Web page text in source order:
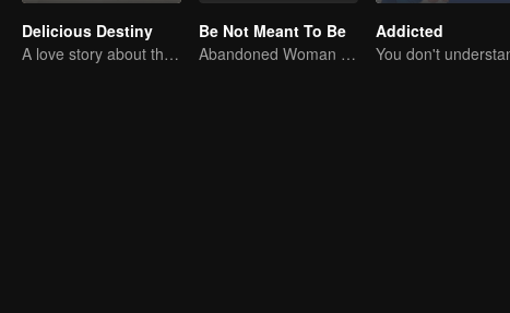
Delicious Destiny
A love story about the love-hate relationship between Mike and Mao Xiaotong.
Be Not Meant To Be
Abandoned Woman Reforges a Double Life
Addicted